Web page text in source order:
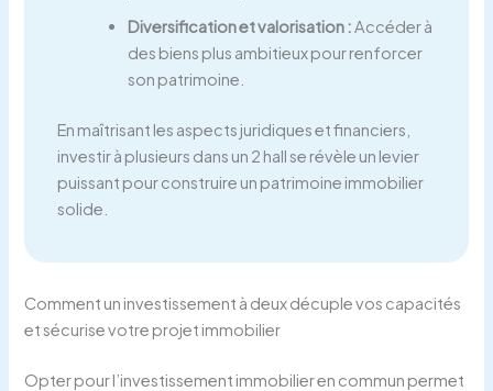
Diversification et valorisation :Accéder à
des biens plus ambitieux pour renforcer
son patrimoine.
En maîtrisant les aspects juridiques et financiers,
investir à plusieurs dans un 2 hall se révèle un levier
puissant pour construire un patrimoine immobilier
solide.
Comment un investissement à deux décuple vos capacités
et sécurise votre projet immobilier
Opter pour l’investissement immobilier en commun permet